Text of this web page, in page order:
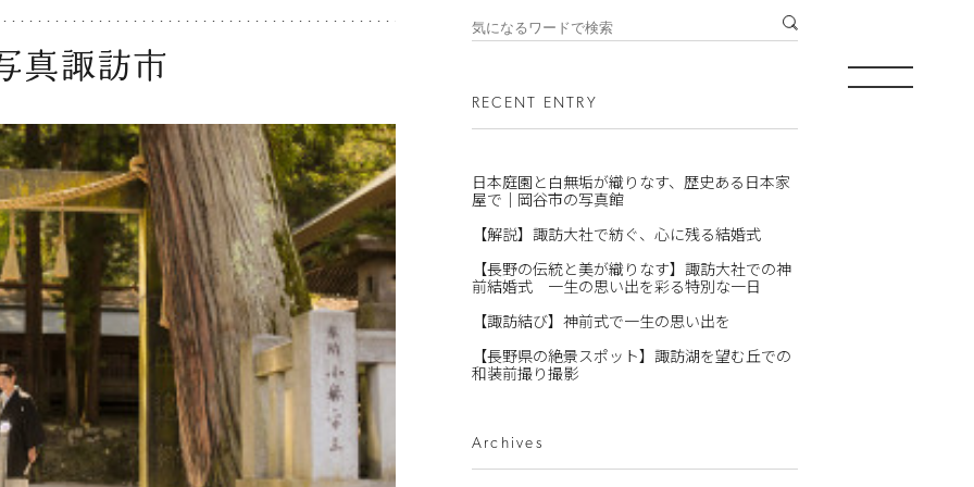
真諏訪市
RECENT ENTRY
日本庭園と白無垢が織りなす、歴史ある日本家
屋で｜岡谷市の写真館
【解説】諏訪大社で紡ぐ、心に残る結婚式
【長野の伝統と美が織りなす】諏訪大社での神
前結婚式 一生の思い出を彩る特別な一日
【諏訪結び】神前式で一生の思い出を
【長野県の絶景スポット】諏訪湖を望む丘での
和装前撮り撮影
Archives